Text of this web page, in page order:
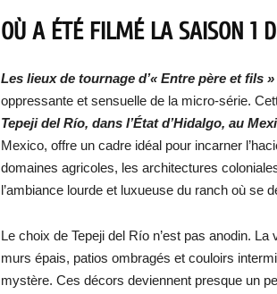
OÙ A ÉTÉ FILMÉ LA SAISON 1
Les lieux de tournage d’« Entre père et fils »
oppressante et sensuelle de la micro-série.
Tepeji del Río, dans l’État d’Hidalgo, au
Mexico, offre un cadre idéal pour incarner
domaines agricoles, les architectures
l’ambiance lourde et luxueuse du ranch où se
Le choix de Tepeji del Río n’est pas anodin.
murs épais, patios ombragés et couloirs
mystère. Ces décors deviennent presque un